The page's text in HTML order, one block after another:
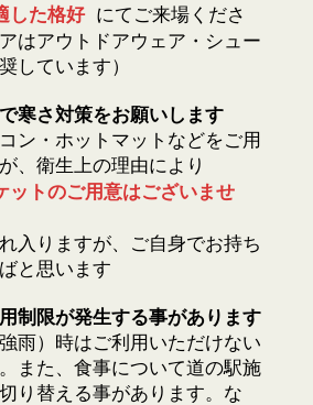
した格好 にてご来場くださ
はアウトドアウェア・シュー
しています）
寒さ対策をお願いします
ン・ホットマットなどをご用
、衛生上の理由により
ットのご用意はございませ
入りますが、ご自身でお持ち
と思います
制限が発生する事があります
雨）時はご利用いただけない
また、食事について道の駅施
り替える事があります。な